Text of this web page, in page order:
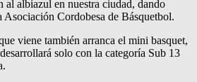
albiazul en nuestra ciudad, dando
Cordobesa de Básquetbol.
viene también arranca el mini basquet,
solo con la categoría Sub 13